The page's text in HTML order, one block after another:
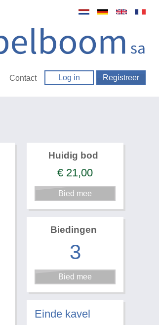
Contact Log in Registreer
Huidig bod
€ 21,00
Biedingen
3
Einde kavel